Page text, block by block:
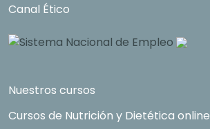
Canal Ético
Nuestros cursos
Cursos de Nutrición y Dietética online